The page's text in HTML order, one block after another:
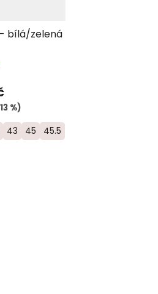
- bílá/zelená
%)
43 45 45.5